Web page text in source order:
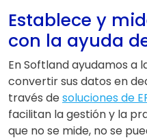
Establece y
con la ayuda
En Softland ayudamos a
convertir sus datos en
través desoluciones de
facilitan la gestión y la
que no se mide, no se